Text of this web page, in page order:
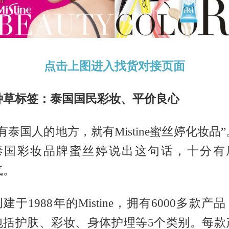
点击上图进入找货对接页面
草标签：泰国国民彩妆、平价良心
泰国人的地方，就有Mistine蜜丝婷化妆品”
国彩妆品牌蜜丝婷说出这句话，十分有
建于1988年的Mistine，拥有6000多款产品
括护肤、彩妆、身体护理等5个类别。每款